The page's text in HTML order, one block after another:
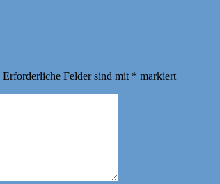
Erforderliche Felder sind mit * markiert